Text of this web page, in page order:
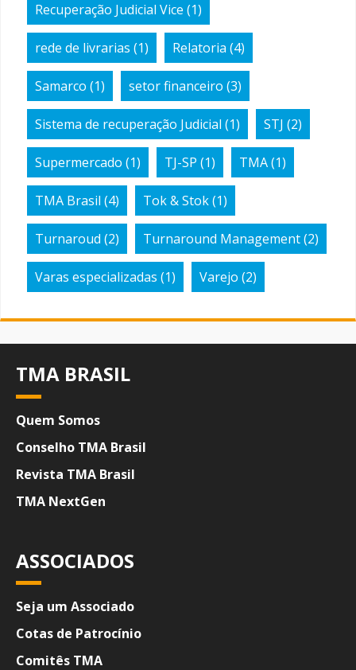
Recuperação Judicial Vice (1)
rede de livrarias (1) Relatoria (4)
Samarco (1) setor financeiro (3)
Sistema de recuperação Judicial (1) STJ (2)
Supermercado (1) TJ-SP (1) TMA(1)
TMA Brasil (4) Tok & Stok(1)
Turnaroud (2) Turnaround Management(2)
Varas especializadas (1) Varejo (2)
TMA BRASIL
Quem Somos
Conselho TMA Brasil
Revista TMA Brasil
TMA NextGen
ASSOCIADOS
Seja um Associado
Cotas de Patrocínio
Comitês TMA